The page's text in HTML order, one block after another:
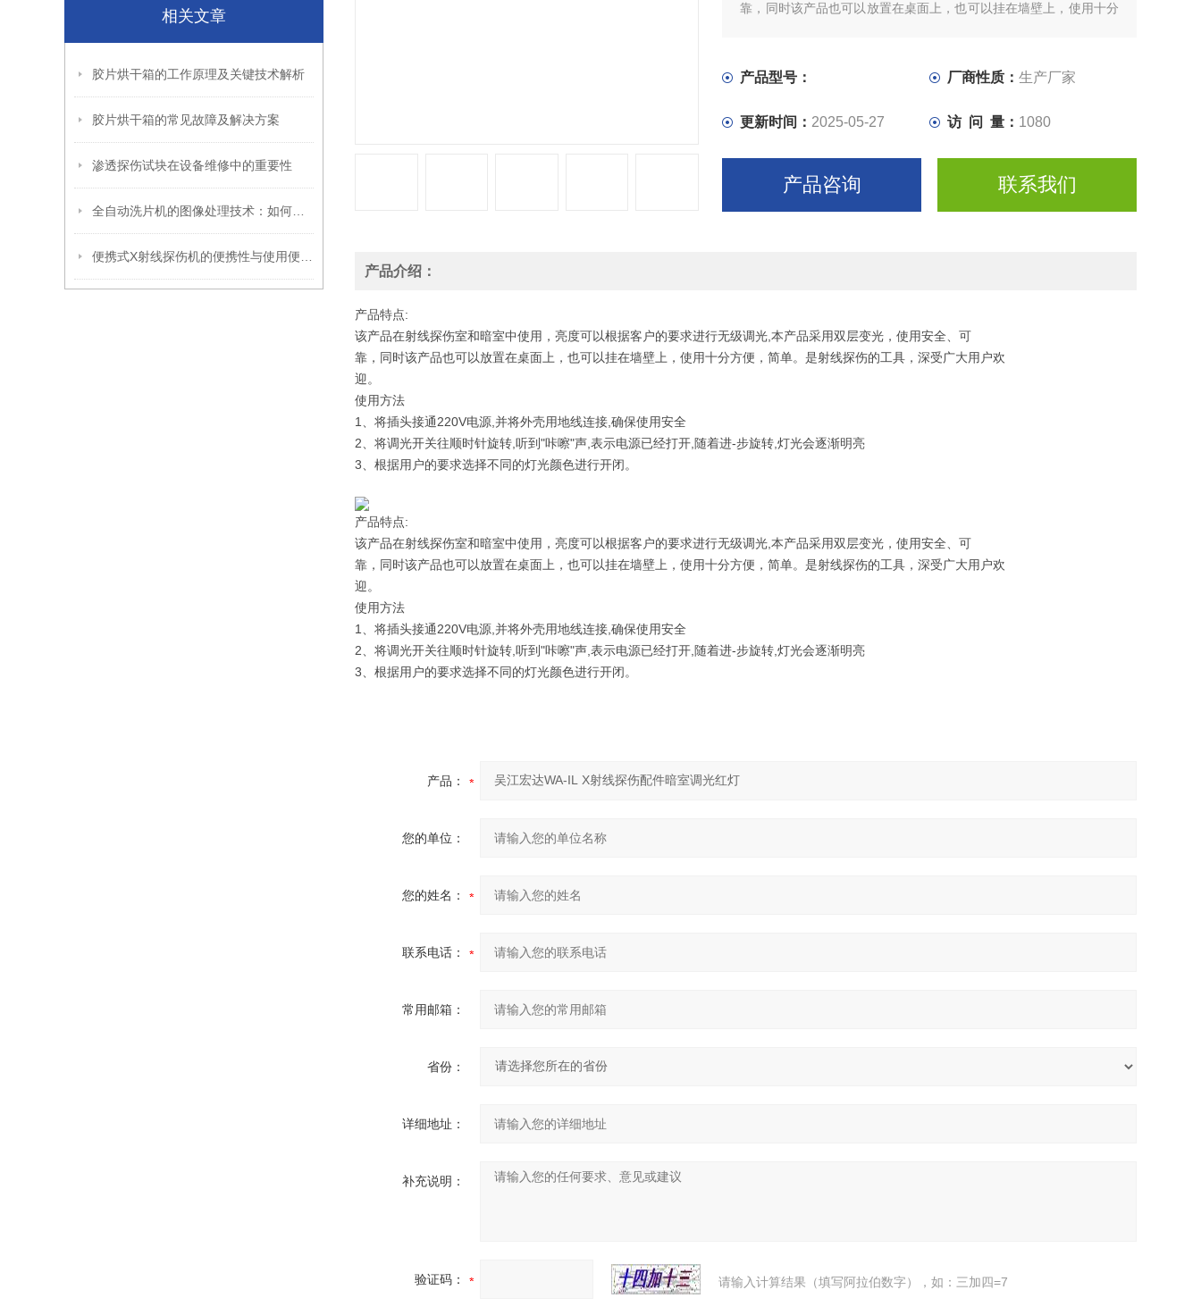
相关文章
胶片烘干箱的工作原理及关键技术解析
胶片烘干箱的常见故障及解决方案
渗透探伤试块在设备维修中的重要性
靠，同时该产品也可以放置在桌面上，也可以挂在墙壁上，使用十分
产品型号： 厂商性质：生产厂家
更新时间： 2025-05-27 访 问 量： 1080
产品咨询 联系我们
产品介绍：
产品特点:
该产品在射线探伤室和暗室中使用，亮度可以根据客户的要求进行无级调光,本产品采用双层变光，使用安全、可
靠，同时该产品也可以放置在桌面上，也可以挂在墙壁上，使用十分方便，简单。是射线探伤的工具，深受广大用户欢
迎。
使用方法
1、将插头接通220V电源,并将外壳用地线连接,确保使用安全
2、将调光开关往顺时针旋转,听到"咔嚓"声,表示电源已经打开,随着进-步旋转,灯光会逐渐明亮
3、根据用户的要求选择不同的灯光颜色进行开闭。
产品特点:
该产品在射线探伤室和暗室中使用，亮度可以根据客户的要求进行无级调光,本产品采用双层变光，使用安全、可
靠，同时该产品也可以放置在桌面上，也可以挂在墙壁上，使用十分方便，简单。是射线探伤的工具，深受广大用户欢
迎。
使用方法
1、将插头接通220V电源,并将外壳用地线连接,确保使用安全
2、将调光开关往顺时针旋转,听到"咔嚓"声,表示电源已经打开,随着进-步旋转,灯光会逐渐明亮
3、根据用户的要求选择不同的灯光颜色进行开闭。
产品：
您的单位：
您的姓名：
联系电话：
常用邮箱：
省份：
详细地址：
补充说明：
验证码： 请输入计算结果（填写阿拉伯数字），如：三加四=7